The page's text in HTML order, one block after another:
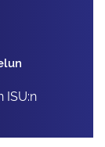
ISU:n